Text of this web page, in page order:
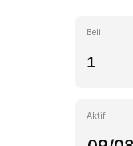
Beli
Aktif